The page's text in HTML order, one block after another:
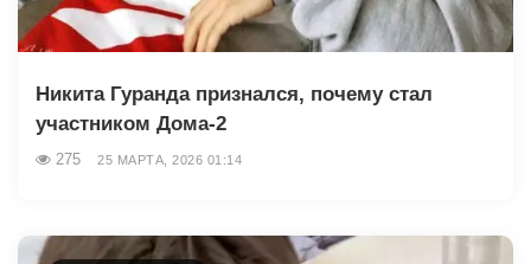
Никита Гуранда признался, почему стал
участником Дома-2
275 25 МАРТА, 2026 01:14